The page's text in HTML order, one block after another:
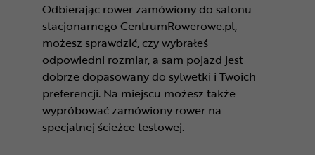
Odbierając rower zamówiony do salonu
stacjonarnego CentrumRowerowe.pl,
możesz sprawdzić, czy wybrałeś
odpowiedni rozmiar, a sam pojazd jest
dobrze dopasowany do sylwetki i Twoich
preferencji. Na miejscu możesz także
wypróbować zamówiony rower na
specjalnej ścieżce testowej.